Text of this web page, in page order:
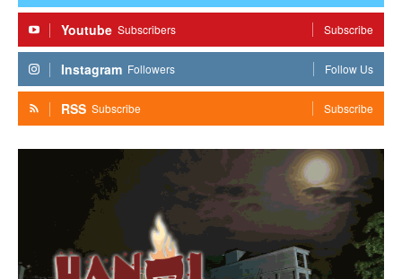
Youtube Subscribers Subscribe
Instagram Followers Follow Us
RSS Subscribe Subscribe